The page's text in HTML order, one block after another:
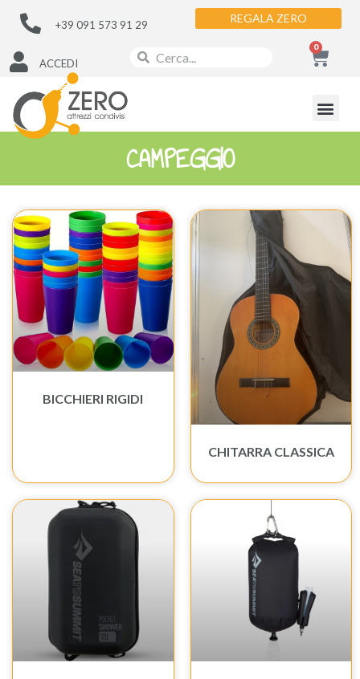
+39 091 573 91 29 REGALA ZERO
ACCEDI
0
CAMPEGGIO
BICCHIERI RIGIDI
CHITARRA CLASSICA